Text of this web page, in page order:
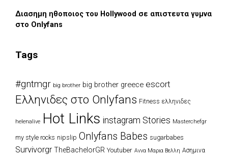
Διασημη ηθοποιος του Hollywood σε απιστευτα γυμνα
στο Onlyfans
Tags
#gntmgr big brother big brother greece escort
Eλληνιδες στο Onlyfans Fitness ελληνιδες
helenalive Hot Links instagram Stories Masterchefgr
my style rocks nipslip Onlyfans Babes sugarbabes
Survivorgr TheBachelorGR Youtuber Αννα Μαρια Βελλη Ασημινα